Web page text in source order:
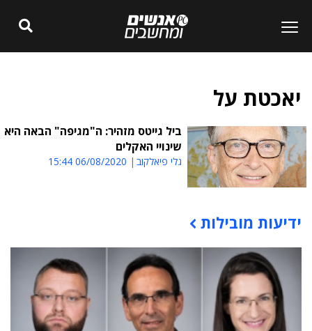
יאכטת על
ביל גייטס מזהיר: ה"מגיפה" הבאה היא
שינויי האקלים
גלי פיאלקוב 06/08/2020 15:44
תוכן פרסומי
ידיעות מובילות